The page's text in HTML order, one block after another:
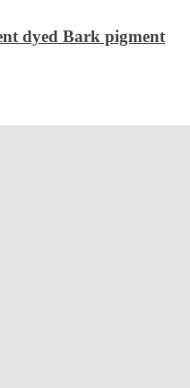
dyed Bark pigment